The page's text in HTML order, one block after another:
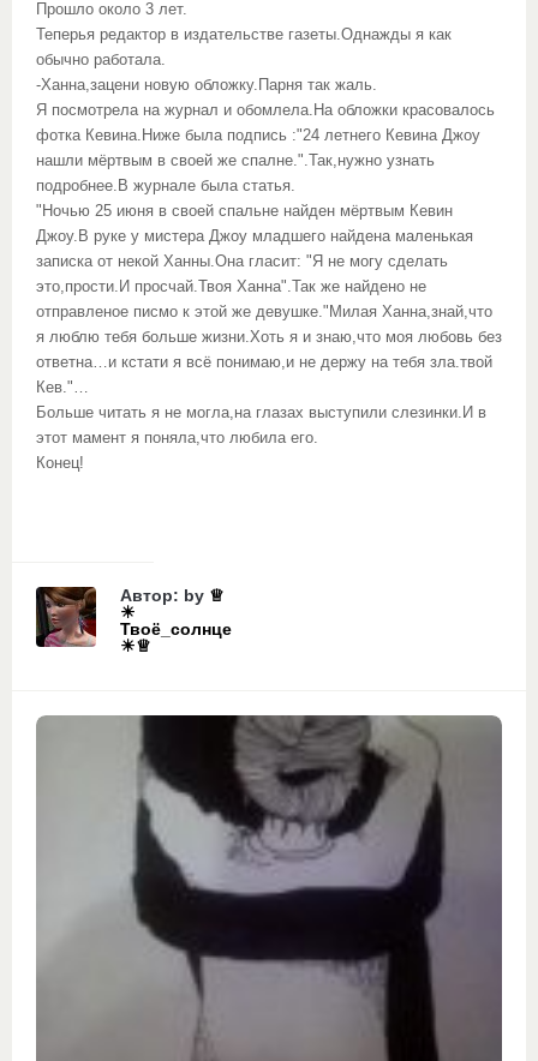
Прошло около 3 лет.
Теперья редактор в издательстве газеты.Однажды я как
обычно работала.
-Ханна,зацени новую обложку.Парня так жаль.
Я посмотрела на журнал и обомлела.На обложки красовалось
фотка Кевина.Ниже была подпись :"24 летнего Кевина Джоу
нашли мёртвым в своей же спалне.".Так,нужно узнать
подробнее.В журнале была статья.
"Ночью 25 июня в своей спальне найден мёртвым Кевин
Джоу.В руке у мистера Джоу младшего найдена маленькая
записка от некой Ханны.Она гласит: "Я не могу сделать
это,прости.И просчай.Твоя Ханна".Так же найдено не
отправленое писмо к этой же девушке."Милая Ханна,знай,что
я люблю тебя больше жизни.Хоть я и знаю,что моя любовь без
ответна…и кстати я всё понимаю,и не держу на тебя зла.твой
Кев."…
Больше читать я не могла,на глазах выступили слезинки.И в
этот мамент я поняла,что любила его.
Конец!
Автор: by ♕
☀
Твоё_солнце
☀♕